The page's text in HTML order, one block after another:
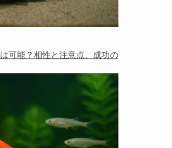
可能？相性と注意点、成功の